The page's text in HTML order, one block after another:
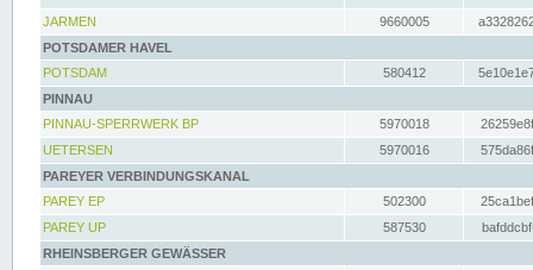
JARMEN
9660005
POTSDAMER HAVEL
POTSDAM
580412
PINNAU
PINNAU-SPERRWERK BP
5970018
UETERSEN
5970016
PAREYER VERBINDUNGSKANAL
PAREY EP
502300
PAREY UP
587530
RHEINSBERGER GEWÄSSER